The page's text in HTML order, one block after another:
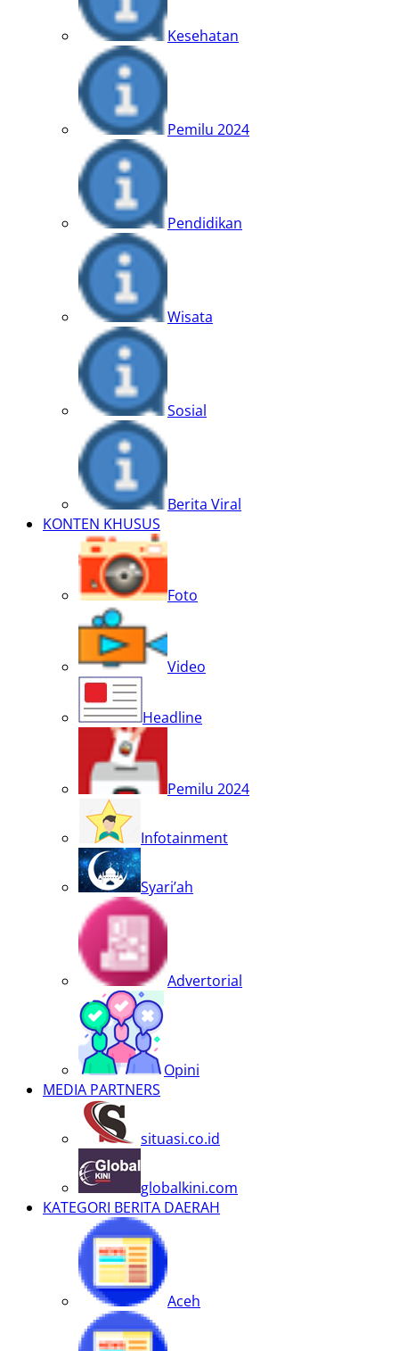
Kesehatan
Pemilu 2024
Pendidikan
Wisata
Sosial
Berita Viral
KONTEN KHUSUS
Foto
Video
Headline
Pemilu 2024
Infotainment
Syari’ah
Advertorial
Opini
MEDIA PARTNERS
situasi.co.id
globalkini.com
KATEGORI BERITA DAERAH
Aceh